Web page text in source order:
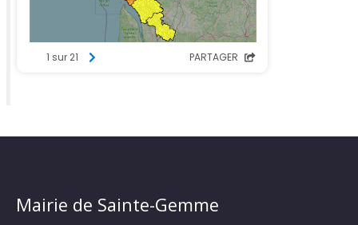
Mairie de Sainte-Gemme